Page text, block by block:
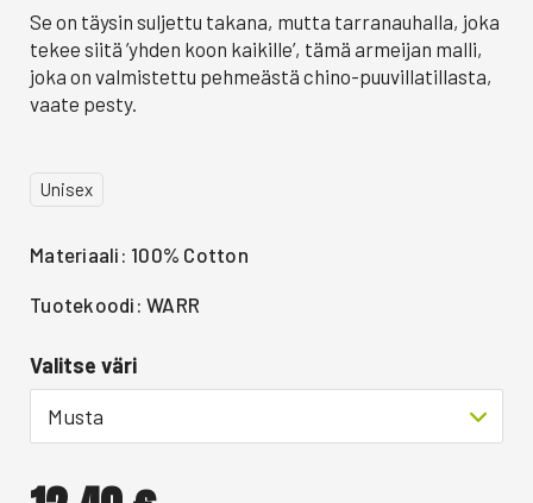
Se on täysin suljettu takana, mutta tarranauhalla, joka
tekee siitä ’yhden koon kaikille’, tämä armeijan malli,
joka on valmistettu pehmeästä chino-puuvillatillasta,
vaate pesty.
Unisex
Materiaali: 100% Cotton
Tuotekoodi: WARR
Valitse väri
Musta